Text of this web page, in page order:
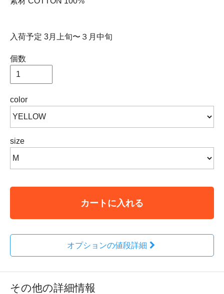
入荷予定 3月上旬〜３月中旬
個数
color
size
カートに入れる
オプションの値段詳細
その他の詳細情報